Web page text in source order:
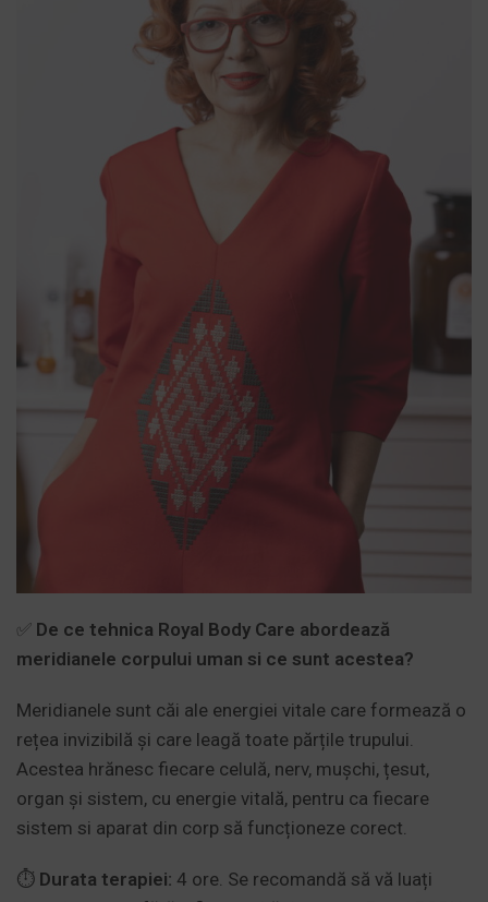
✅ De ce tehnica Royal Body Care abordează
meridianele corpului uman si ce sunt acestea?
Meridianele sunt căi ale energiei vitale care formează o
rețea invizibilă și care leagă toate părțile trupului.
Acestea hrănesc fiecare celulă, nerv, mușchi, țesut,
organ și sistem, cu energie vitală, pentru ca fiecare
sistem si aparat din corp să funcționeze corect.
⏱ Durata terapiei: 4 ore. Se recomandă să vă luați